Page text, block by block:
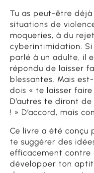
Tu as peut-être
situations de
moqueries, à du
cyberintimidation. Si
parlé à un adulte, il
répondu de laisser
blessantes. Mais
dois « te laisser
D’autres te diront
! » D’accord, mais
Ce livre a été conçu
te suggérer des
efficacement contre
développer ton